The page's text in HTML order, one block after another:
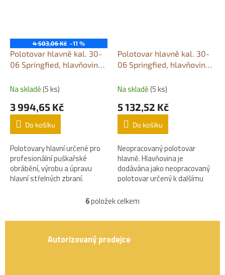
4 503,06 Kč –11 %
Polotovar hlavně kal. 30-
06 Springfied, hlavňovina
Na skladě(5 ks)
3 994,65 Kč
Do košíku
Polotovary hlavní určené pro
profesionální puškařské
obrábění, výrobu a úpravu
hlavní střelných zbraní.
Polotovar hlavně kal. 30-
06 Springfied, hlavňovina
Na skladě(5 ks)
5 132,52 Kč
Do košíku
Neopracovaný polotovar
hlavně. Hlavňovina je
dodávána jako neopracovaný
polotovar určený k dalšímu
puškařskému opracování.
O
l
d
6položek celkem
Autorizovaný prodejce